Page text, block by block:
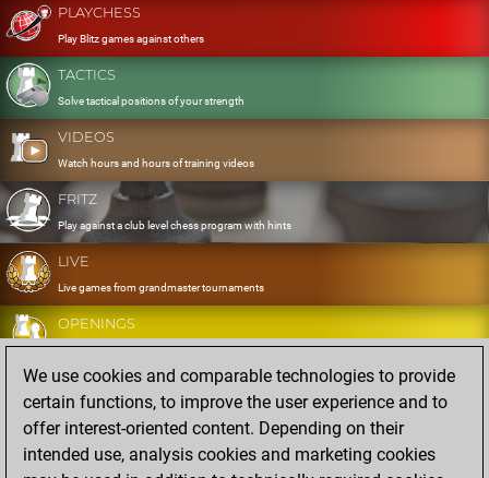
PLAYCHESS
Play Blitz games against others
TACTICS
Solve tactical positions of your strength
VIDEOS
Watch hours and hours of training videos
FRITZ
Play against a club level chess program with hints
LIVE
Live games from grandmaster tournaments
OPENINGS
Develop and exercise your openings
DATABASE
Eight million strong games
MYGAMES
Store and analyse your own games in the cloud
We use cookies and comparable technologies to provide
certain functions, to improve the user experience and to
offer interest-oriented content. Depending on their
intended use, analysis cookies and marketing cookies